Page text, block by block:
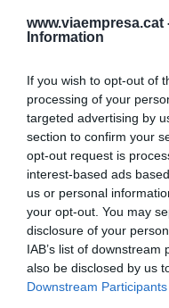
www.viaempresa.cat
Information
If you wish to opt-out of
processing of your
targeted advertising by
section to confirm your
opt-out request is
interest-based ads
us or personal
your opt-out. You may
disclosure of your
IAB’s list of
also be disclosed by us
Downstream Participants
pedir en el
con responsabilidad
En la difícil
imaginamos perder
características sin
posibilidades.
hayamos de
AñadirVIA
de Google de